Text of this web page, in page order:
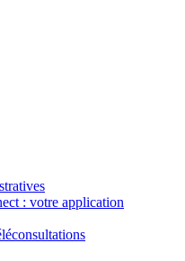
: votre application